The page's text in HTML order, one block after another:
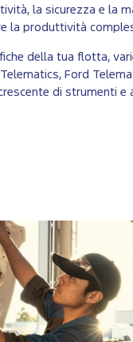
la sicurezza e la
la produttività
della tua flotta,
Ford
di strumenti e